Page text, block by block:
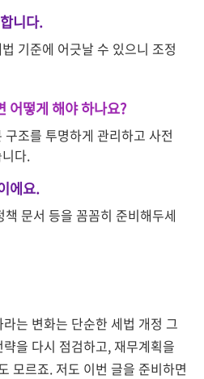
니다.
기준에 어긋날 수 있으니 조정
어떻게 해야 하나요?
조를 투명하게 관리하고 사전
다.
에요.
문서 등을 꼼꼼히 준비해두세
는 변화는 단순한 세법 개정 그
을 다시 점검하고, 재무계획을
모르죠. 저도 이번 글을 준비하면